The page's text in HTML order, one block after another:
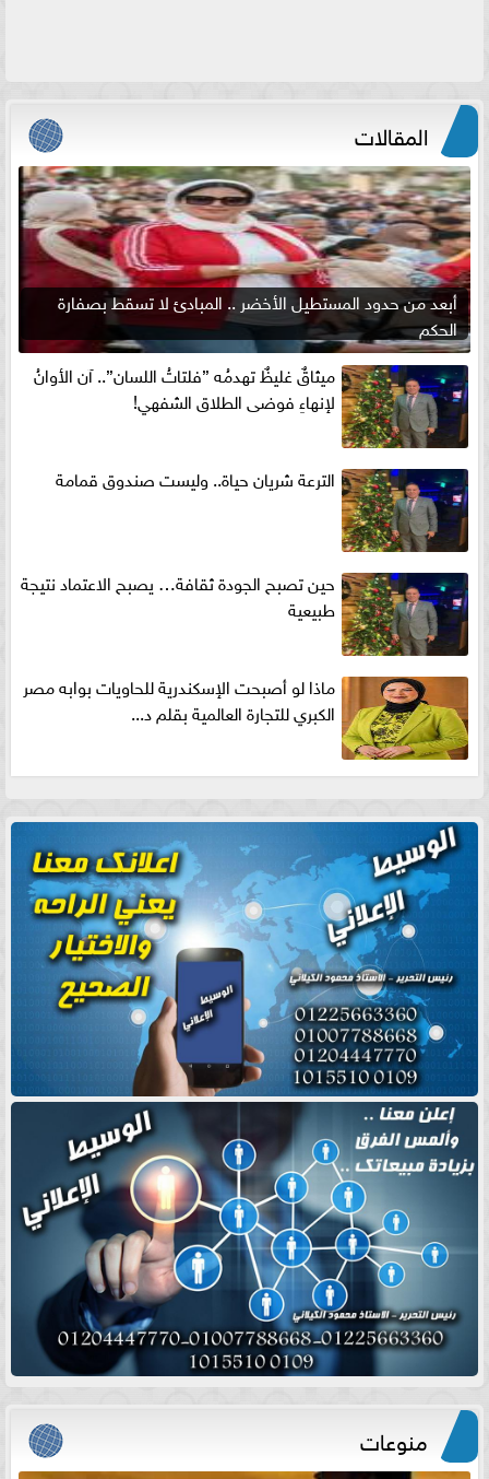
المقالات
أبعد من حدود المستطيل الأخضر .. المبادئ لا تسقط بصفارة
الحكم
ميثاقٌ غليظٌ تهدمُه ”فلتاتُ اللسان”.. آن الأوانُ
لإنهاءِ فوضى الطلاق الشفهي!
الترعة شريان حياة.. وليست صندوق قمامة
حين تصبح الجودة ثقافة… يصبح الاعتماد نتيجة
طبيعية
ماذا لو أصبحت الإسكندرية للحاويات بوابه مصر
الكبري للتجارة العالمية بقلم د...
منوعات